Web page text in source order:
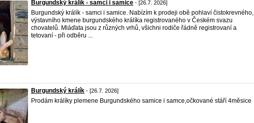
Burgundský králík - samci i samice - [26.7. 2026]
Burgundský králík - samci i samice. Nabízím k prodeji obě pohlaví čistokrevného,
výstavního kmene burgundského králíka registrovaného v Českém svazu
chovatelů. Mláďata jsou z různých vrhů, všichni rodiče řádně registrovaní a
tetovaní - při odběru ...
Burgundský králík - [26.7. 2026]
Prodám králíky plemene Burgundského samice i samce,očkované stáří 4měsice